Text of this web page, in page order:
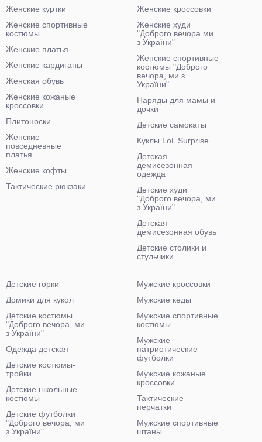
Женские куртки
Женские спортивные
костюмы
Женские платья
Женские кардиганы
Женская обувь
Женские кожаные
кроссовки
Плитоноски
Женские
повседневные
платья
Женские кофты
Тактические рюкзаки
Женские кроссовки
Женские худи
"Доброго вечора ми
з України"
Женские спортивные
костюмы "Доброго
вечора, ми з
України"
Наряды для мамы и
дочки
Детские самокаты
Куклы LoL Surprise
Детская
демисезонная
одежда
Детские худи
"Доброго вечора, ми
з України"
Детская
демисезонная обувь
Детские столики и
стульчики
Детские горки
Домики для кукол
Детские костюмы
"Доброго вечора, ми
з України"
Одежда детская
Детские костюмы-
тройки
Детские школьные
костюмы
Детские футболки
"Доброго вечора, ми
з України"
Мужские кроссовки
Мужские кеды
Мужские спортивные
костюмы
Мужские
патриотические
футболки
Мужские кожаные
кроссовки
Тактические
перчатки
Мужские спортивные
штаны